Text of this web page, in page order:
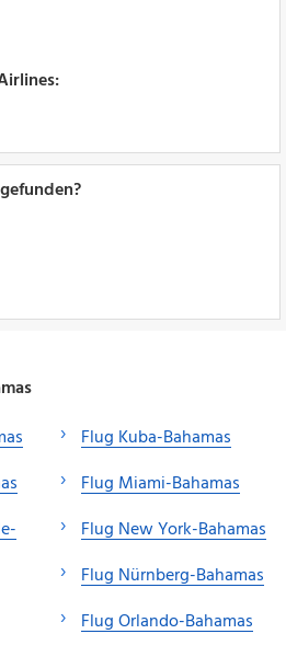
Flug Kuba-Bahamas
Flug Miami-Bahamas
Flug New York-Bahamas
Flug Nürnberg-Bahamas
Flug Orlando-Bahamas